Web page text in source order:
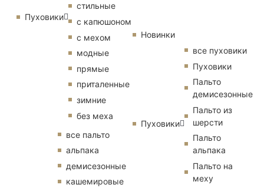
Пуховики
стильные
с капюшоном
с мехом
модные
прямые
приталенные
зимние
без меха
все пальто
альпака
демисезонные
кашемировые
Новинки
Пуховики
все пуховики
Пуховики
Пальто
демисезонные
Пальто из
шерсти
Пальто
альпака
Пальто на
меху